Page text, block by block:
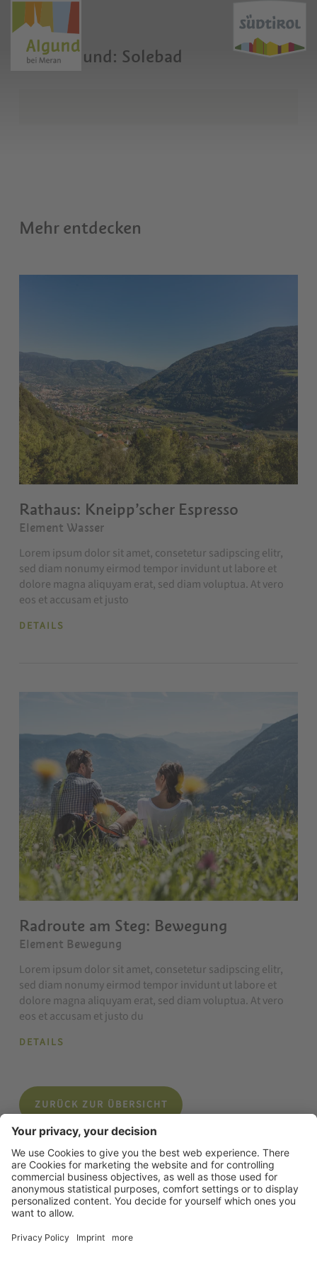
Lido Algund: Solebad
Mehr entdecken
Rathaus: Kneipp’scher Espresso
Element Wasser
Lorem ipsum dolor sit amet, consetetur sadipscing elitr,
sed diam nonumy eirmod tempor invidunt ut labore et
dolore magna aliquyam erat, sed diam voluptua. At vero
eos et accusam et justo
DETAILS
Radroute am Steg: Bewegung
Element Bewegung
Lorem ipsum dolor sit amet, consetetur sadipscing elitr,
sed diam nonumy eirmod tempor invidunt ut labore et
dolore magna aliquyam erat, sed diam voluptua. At vero
eos et accusam et justo du
DETAILS
ZURÜCK ZUR ÜBERSICHT
© 2026 Tourismusverein Algund . Impressum .
Datenschutzerklärung . Sitemap . Cookie Einstellungen .
produced by